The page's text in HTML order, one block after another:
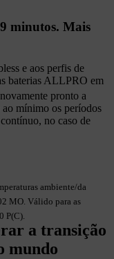
minutos. Mais
e aos perfis de
baterias ALLPRO em
pronto a
mínimo os períodos
no caso de
ambiente/da
MO. Válido para as
P(C).
a transição
mundo